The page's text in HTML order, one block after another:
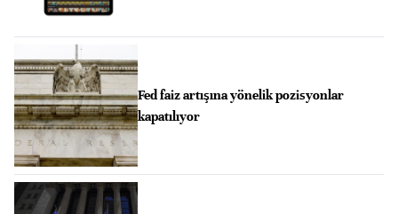
Fed faiz artışına yönelik pozisyonlar
kapatılıyor